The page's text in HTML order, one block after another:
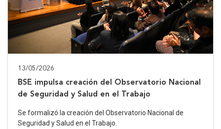
13/05/2026
BSE impulsa creación del Observatorio Nacional
de Seguridad y Salud en el Trabajo
Se formalizó la creación del Observatorio Nacional de
Seguridad y Salud en el Trabajo.